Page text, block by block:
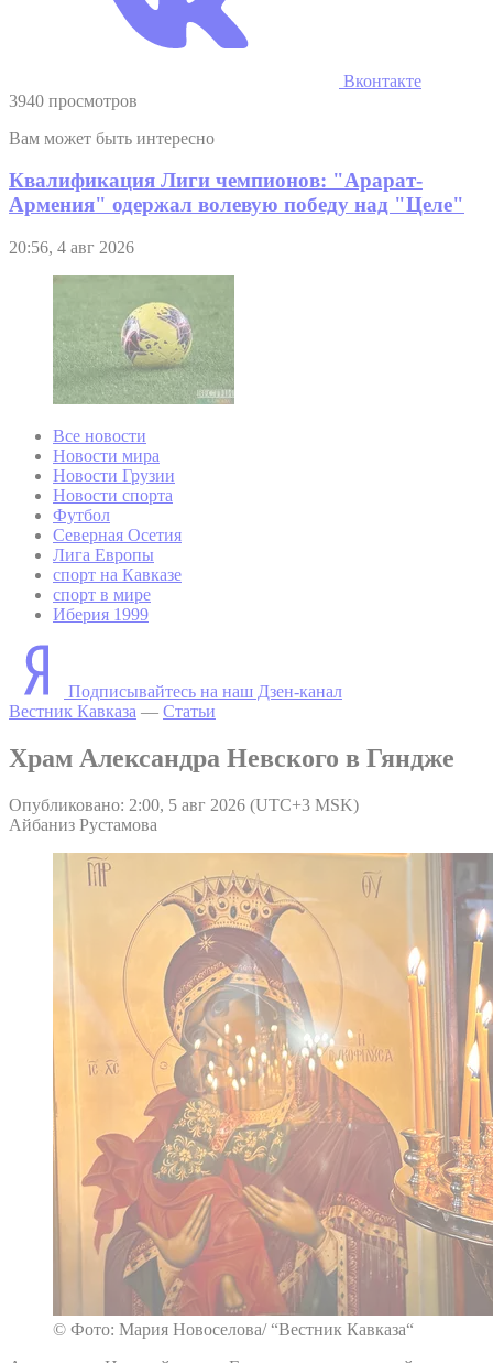
Вконтакте
3940 просмотров
Вам может быть интересно
Квалификация Лиги чемпионов: "Арарат-
Армения" одержал волевую победу над "Целе"
20:56, 4 авг 2026
Все новости
Новости мира
Новости Грузии
Новости спорта
Футбол
Северная Осетия
Лига Европы
спорт на Кавказе
спорт в мире
Иберия 1999
Подписывайтесь на наш Дзен-канал
Вестник Кавказа — Статьи
Храм Александра Невского в Гяндже
Опубликовано: 2:00, 5 авг 2026 (UTC+3 MSK)
Айбаниз Рустамова
© Фото: Мария Новоселова/ “Вестник Кавказа“